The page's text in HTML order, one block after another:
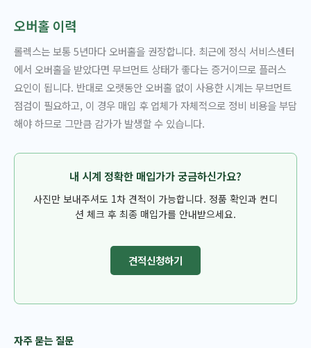
오버홀 이력
롤렉스는 보통 5년마다 오버홀을 권장합니다. 최근에 정식 서비스센터
에서 오버홀을 받았다면 무브먼트 상태가 좋다는 증거이므로 플러스
요인이 됩니다. 반대로 오랫동안 오버홀 없이 사용한 시계는 무브먼트
점검이 필요하고, 이 경우 매입 후 업체가 자체적으로 정비 비용을 부담
해야 하므로 그만큼 감가가 발생할 수 있습니다.
내 시계 정확한 매입가가 궁금하신가요?
사진만 보내주셔도 1차 견적이 가능합니다. 정품 확인과 컨디
션 체크 후 최종 매입가를 안내받으세요.
견적신청하기
자주 묻는 질문